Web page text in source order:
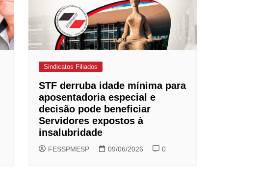
Sindicatos Filiados
STF derruba idade mínima para
aposentadoria especial e
decisão pode beneficiar
Servidores expostos à
insalubridade
FESSPMESP 09/06/2026 0